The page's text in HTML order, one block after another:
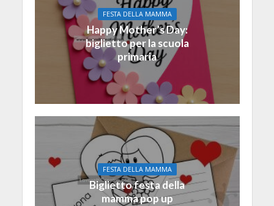
FESTA DELLA MAMMA
Happy Mother’s Day:
biglietto per la scuola
primaria
FESTA DELLA MAMMA
Biglietto festa della
mamma pop up